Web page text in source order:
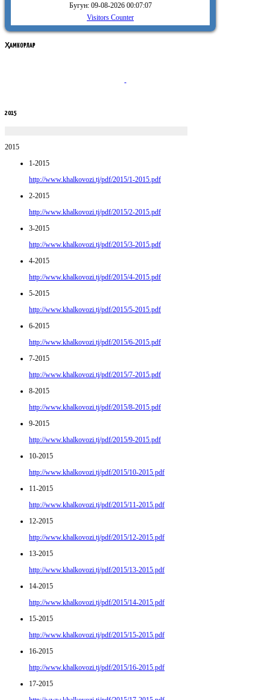
Бугун: 09-08-2026 00:07:07
Visitors Counter
ҲАМКОРЛАР
2015
2015
1-2015
http://www.khalkovozi.tj/pdf/2015/1-2015.pdf
2-2015
http://www.khalkovozi.tj/pdf/2015/2-2015.pdf
3-2015
http://www.khalkovozi.tj/pdf/2015/3-2015.pdf
4-2015
http://www.khalkovozi.tj/pdf/2015/4-2015.pdf
5-2015
http://www.khalkovozi.tj/pdf/2015/5-2015.pdf
6-2015
http://www.khalkovozi.tj/pdf/2015/6-2015.pdf
7-2015
http://www.khalkovozi.tj/pdf/2015/7-2015.pdf
8-2015
http://www.khalkovozi.tj/pdf/2015/8-2015.pdf
9-2015
http://www.khalkovozi.tj/pdf/2015/9-2015.pdf
10-2015
http://www.khalkovozi.tj/pdf/2015/10-2015.pdf
11-2015
http://www.khalkovozi.tj/pdf/2015/11-2015.pdf
12-2015
http://www.khalkovozi.tj/pdf/2015/12-2015.pdf
13-2015
http://www.khalkovozi.tj/pdf/2015/13-2015.pdf
14-2015
http://www.khalkovozi.tj/pdf/2015/14-2015.pdf
15-2015
http://www.khalkovozi.tj/pdf/2015/15-2015.pdf
16-2015
http://www.khalkovozi.tj/pdf/2015/16-2015.pdf
17-2015